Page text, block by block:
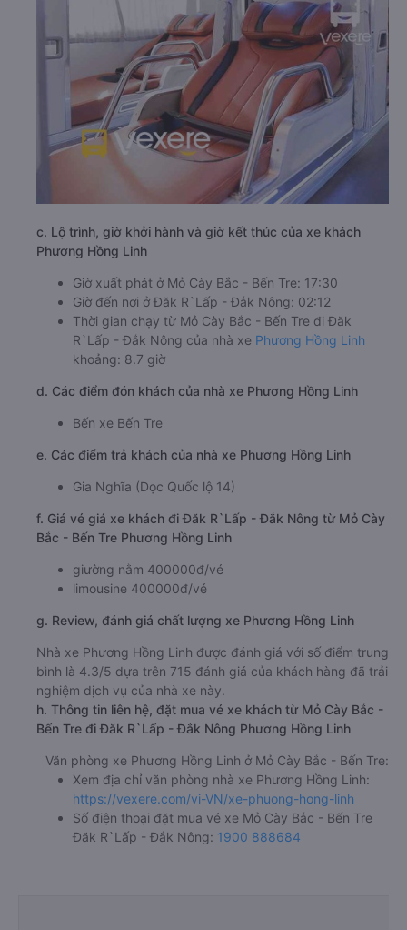
c. Lộ trình, giờ khởi hành và giờ kết thúc của xe khách
Phương Hồng Linh
Giờ xuất phát ở Mỏ Cày Bắc - Bến Tre: 17:30
Giờ đến nơi ở Đăk R`Lấp - Đắk Nông: 02:12
Thời gian chạy từ Mỏ Cày Bắc - Bến Tre đi Đăk
R`Lấp - Đắk Nông của nhà xe Phương Hồng Linh
khoảng: 8.7 giờ
d. Các điểm đón khách của nhà xe Phương Hồng Linh
Bến xe Bến Tre
e. Các điểm trả khách của nhà xe Phương Hồng Linh
Gia Nghĩa (Dọc Quốc lộ 14)
f. Giá vé giá xe khách đi Đăk R`Lấp - Đắk Nông từ Mỏ Cày
Bắc - Bến Tre Phương Hồng Linh
giường nằm 400000đ/vé
limousine 400000đ/vé
g. Review, đánh giá chất lượng xe Phương Hồng Linh
Nhà xe Phương Hồng Linh được đánh giá với số điểm trung
bình là 4.3/5 dựa trên 715 đánh giá của khách hàng đã trải
nghiệm dịch vụ của nhà xe này.
h. Thông tin liên hệ, đặt mua vé xe khách từ Mỏ Cày Bắc -
Bến Tre đi Đăk R`Lấp - Đắk Nông Phương Hồng Linh
Văn phòng xe Phương Hồng Linh ở Mỏ Cày Bắc - Bến Tre:
Xem địa chỉ văn phòng nhà xe Phương Hồng Linh:
https://vexere.com/vi-VN/xe-phuong-hong-linh
Số điện thoại đặt mua vé xe Mỏ Cày Bắc - Bến Tre
Đăk R`Lấp - Đắk Nông: 1900 888684